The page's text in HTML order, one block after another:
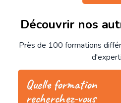
Découvrir nos
Près de 100 formations
Quelle formation
recherchez-vous